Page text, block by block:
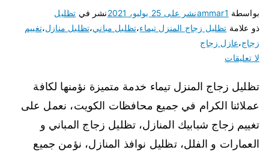
بواسطة ammar1نشر على 25 يوليو، 2021 نشر في تظليل
ذو علامة تظليل زجاج المنزل تيماء،تظليل مباني،تظليل منازل،تغييم
زجاج،عازل زجاج
لا تعليقات
تظليل زجاج المنزل تيماء خدمة متميزة نؤمنها لكافة
عملائنا الكرام في جميع محافظات الكويت، نعمل على
تغييم زجاج شبابيك المنازل، تظليل زجاج المباني و
العمارات و الفلل، تظليل نوافذ المنازل، نؤمن جميع